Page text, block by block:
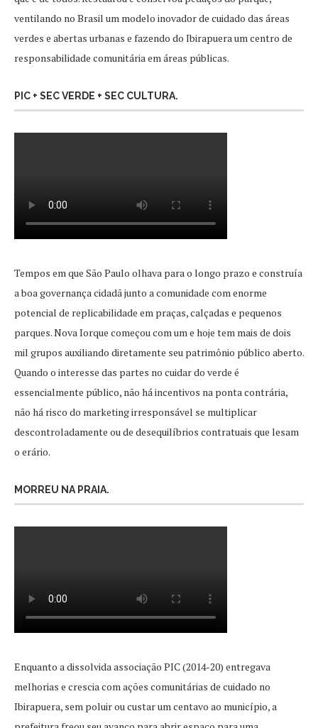
ventilando no Brasil um modelo inovador de cuidado das áreas
verdes e abertas urbanas e fazendo do Ibirapuera um centro de
responsabilidade comunitária em áreas públicas.
PIC + SEC VERDE + SEC CULTURA.
Tempos em que São Paulo olhava para o longo prazo e construía
a boa governança cidadã junto a comunidade com enorme
potencial de replicabilidade em praças, calçadas e pequenos
parques. Nova Iorque começou com um e hoje tem mais de dois
mil grupos auxiliando diretamente seu patrimônio público aberto.
Quando o interesse das partes no cuidar do verde é
essencialmente público, não há incentivos na ponta contrária,
não há risco do marketing irresponsável se multiplicar
descontroladamente ou de desequilíbrios contratuais que lesam
o erário.
MORREU NA PRAIA.
Enquanto a dissolvida associação PIC (2014-20) entregava
melhorias e crescia com ações comunitárias de cuidado no
Ibirapuera, sem poluir ou custar um centavo ao município, a